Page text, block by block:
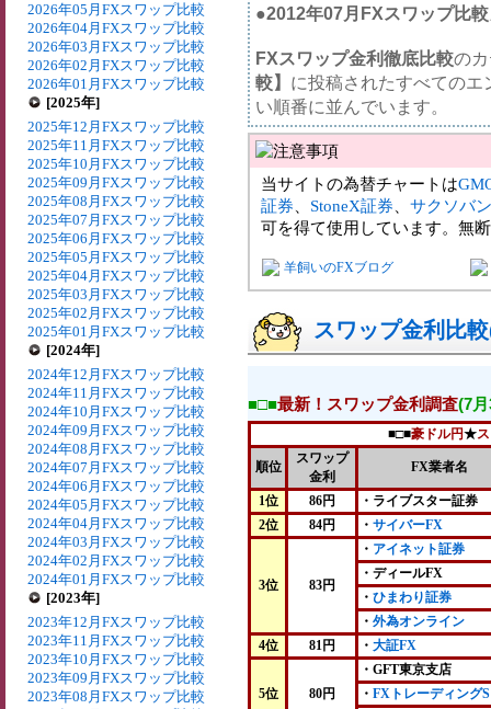
2026年05月FXスワップ比較
2026年04月FXスワップ比較
2026年03月FXスワップ比較
2026年02月FXスワップ比較
2026年01月FXスワップ比較
[2025年]
2025年12月FXスワップ比較
2025年11月FXスワップ比較
2025年10月FXスワップ比較
2025年09月FXスワップ比較
2025年08月FXスワップ比較
2025年07月FXスワップ比較
2025年06月FXスワップ比較
2025年05月FXスワップ比較
2025年04月FXスワップ比較
2025年03月FXスワップ比較
2025年02月FXスワップ比較
2025年01月FXスワップ比較
[2024年]
2024年12月FXスワップ比較
2024年11月FXスワップ比較
2024年10月FXスワップ比較
2024年09月FXスワップ比較
2024年08月FXスワップ比較
2024年07月FXスワップ比較
2024年06月FXスワップ比較
2024年05月FXスワップ比較
2024年04月FXスワップ比較
2024年03月FXスワップ比較
2024年02月FXスワップ比較
2024年01月FXスワップ比較
[2023年]
2023年12月FXスワップ比較
2023年11月FXスワップ比較
2023年10月FXスワップ比較
2023年09月FXスワップ比較
2023年08月FXスワップ比較
●2012年07月FXスワップ比
FXスワップ金利徹底比較の
較】 に投稿されたすべての
い順番に並んでいます。
当サイトの為替チャートは
証券
StoneX証券
サクソバ
可を得て使用しています。無
羊飼いのFXブログ
スワップ金利比
■□■最新！スワップ金利調査(7
■□■豪ドル円★
順位
スワップ
金利
FX業者名
1位 86円
・ライブスター証券
2位
84円 ・ サイバーFX
3位 83円
・ アイネット証券
・ディールFX
・ ひまわり証券
・ 外為オンライン
4位
81円 ・ 大証FX
5位 80円
・GFT東京支店
・ FXトレーディングS